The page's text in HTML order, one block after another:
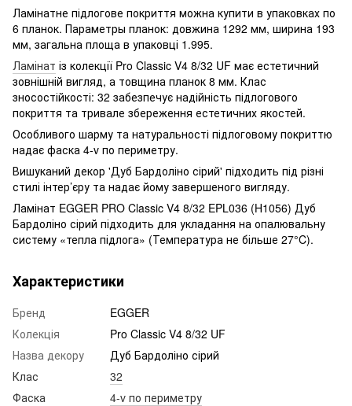
Ламінатне підлогове покриття можна купити в упаковках по
6 планок. Параметры планок: довжина 1292 мм, ширина 193
мм, загальна площа в упаковці 1.995.
Ламінат із колекції Pro Classic V4 8/32 UF має естетичний
зовнішній вигляд, а товщина планок 8 мм. Клас
зносостійкості: 32 забезпечує надійність підлогового
покриття та тривале збереження естетичних якостей.
Особливого шарму та натуральності підлоговому покриттю
надає фаска 4-v по периметру.
Вишуканий декор 'Дуб Бардоліно сірий' підходить під різні
стилі інтер’єру та надає йому завершеного вигляду.
Ламінат EGGER PRO Classic V4 8/32 EPL036 (H1056) Дуб
Бардоліно сірий підходить для укладання на опалювальну
систему «тепла підлога» (Температура не більше 27°C).
Характеристики
Бренд
EGGER
Колекція
Pro Classic V4 8/32 UF
Назва декору
Дуб Бардоліно сірий
Клас
32
Фаска
4-v по периметру